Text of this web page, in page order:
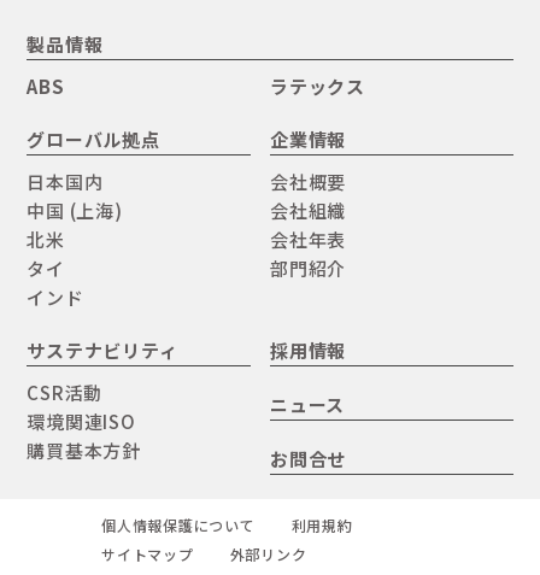
製品情報
ABS
ラテックス
グローバル拠点
日本国内
中国 (上海)
北米
タイ
インド
企業情報
会社概要
会社組織
会社年表
部門紹介
サステナビリティ
CSR活動
環境関連ISO
購買基本方針
採用情報
ニュース
お問合せ
個人情報保護について
利用規約
サイトマップ
外部リンク